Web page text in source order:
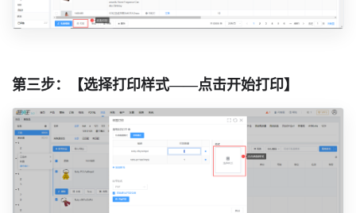
第三步：【选择打印样式——点击开始打印】